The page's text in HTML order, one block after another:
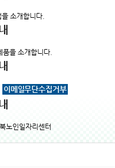
소개합니다.
을 소개합니다.
이메일무단수집거부
노인일자리센터